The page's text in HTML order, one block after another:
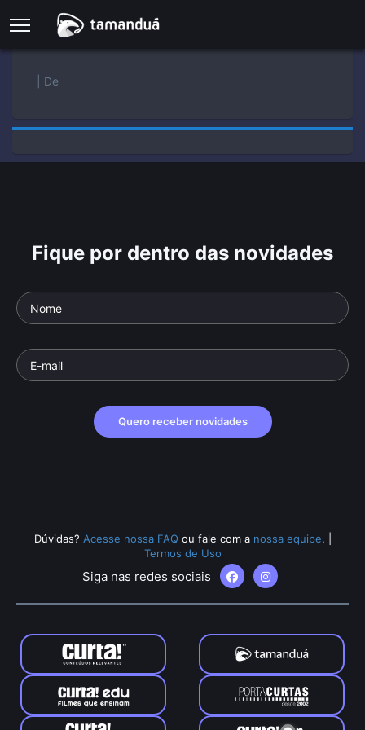
| De
Fique por dentro das novidades
Quero receber novidades
Dúvidas? Acesse nossa FAQ ou fale com a nossa equipe.
Termos de Uso
Siga nas redes sociais